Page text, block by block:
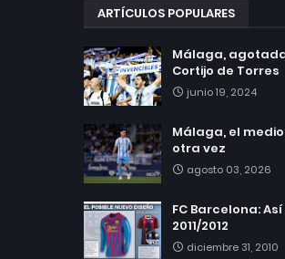
ARTÍCULOS POPULARES
Málaga,
Cortijo de Torres
junio 19, 2024
Málaga, el
otra vez
agosto 03, 2026
FC Barcelona:
2011/2012
diciembre 31, 2010